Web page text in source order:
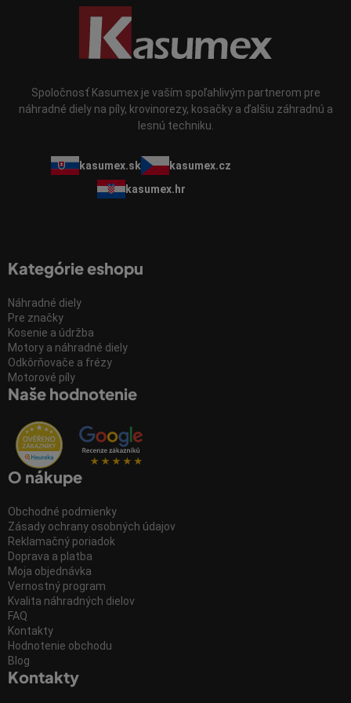
Spoločnosť Kasumex je vaším spoľahlivým partnerom pre
náhradné diely na píly, krovinorezy, kosačky a ďalšiu záhradnú a
lesnú techniku.
kasumex.sk
kasumex.cz
kasumex.hr
Kategórie eshopu
Náhradné diely
Pre značky
Kosenie a údržba
Motory a náhradné diely
Odkôrňovače a frézy
Motorové píly
Naše hodnotenie
O nákupe
Obchodné podmienky
Zásady ochrany osobných údajov
Reklamačný poriadok
Doprava a platba
Moja objednávka
Vernostný program
Kvalita náhradných dielov
FAQ
Kontakty
Hodnotenie obchodu
Blog
Kontakty